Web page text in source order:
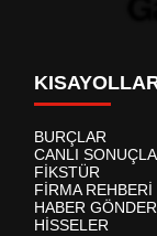
BURÇLAR
CANLI
FİKSTÜR
FİRMA REHBERİ
HABER GÖNDER
HİSSELER